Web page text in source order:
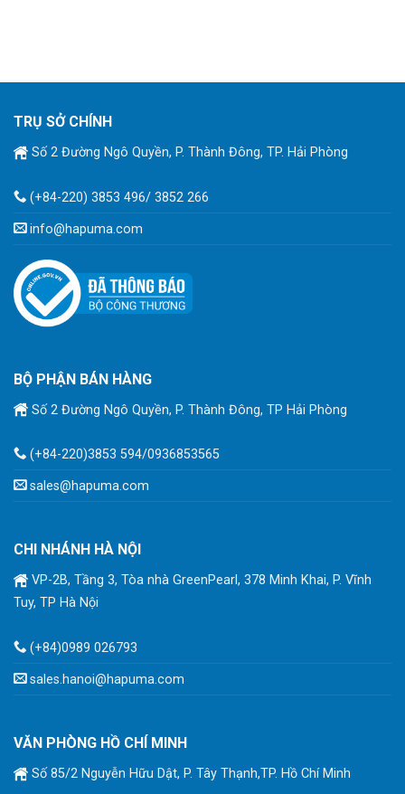
TRỤ SỞ CHÍNH
Số 2 Đường Ngô Quyền, P. Thành Đông, TP. Hải Phòng
(+84-220) 3853 496/ 3852 266
info@hapuma.com
BỘ PHẬN BÁN HÀNG
Số 2 Đường Ngô Quyền, P. Thành Đông, TP Hải Phòng
(+84-220)3853 594/0936853565
sales@hapuma.com
CHI NHÁNH HÀ NỘI
VP-2B, Tầng 3, Tòa nhà GreenPearl, 378 Minh Khai, P. Vĩnh
Tuy, TP Hà Nội
(+84)0989 026793
sales.hanoi@hapuma.com
VĂN PHÒNG HỒ CHÍ MINH
Số 85/2 Nguyễn Hữu Dật, P. Tây Thạnh,TP. Hồ Chí Minh